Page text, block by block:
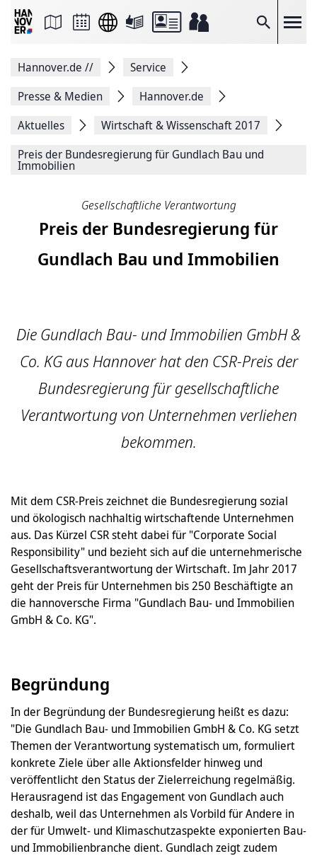
Suche
Seite
Facebook
teilen
Seitenlink
Seite
Drucken
Hannover.de //
Service
Presse & Medien
Hannover.de
Aktuelles
Wirtschaft & Wissenschaft 2017
Preis der Bundesregierung für Gundlach Bau und
Immobilien
Gesellschaftliche Verantwortung
Preis der Bundesregierung für
Gundlach Bau und Immobilien
Die Gundlach Bau- und Immobilien GmbH &
Co. KG aus Hannover hat den CSR-Preis der
Bundesregierung für gesellschaftliche
Verantwortung von Unternehmen verliehen
bekommen.
Mit dem CSR-Preis zeichnet die Bundesregierung sozial
und ökologisch nachhaltig wirtschaftende Unternehmen
aus. Das Kürzel CSR steht dabei für "Corporate Social
Responsibility" und bezieht sich auf die unternehmerische
Gesellschaftsverantwortung der Wirtschaft. Im Jahr 2017
geht der Preis für Unternehmen bis 250 Beschäftigte an
die hannoversche Firma "Gundlach Bau- und Immobilien
GmbH & Co. KG".
Begründung
In der Begründung der Bundesregierung heißt es dazu:
"Die Gundlach Bau- und Immobilien GmbH & Co. KG setzt
Themen der Verantwortung systematisch um, formuliert
konkrete Ziele über alle Aktionsfelder hinweg und
veröffentlicht den Status der Zielerreichung regelmäßig.
Herausragend ist das Engagement von Gundlach auch
deshalb, weil das Unternehmen als Vorbild für Andere in
der für Umwelt- und Klimaschutzaspekte exponierten Bau-
und Immobilienbranche dient. Gundlach zeigt zudem